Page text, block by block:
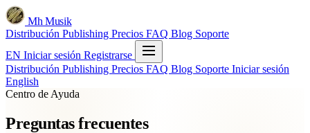
Mh Musik
Distribución Publishing Precios FAQ Blog Soporte
EN Iniciar sesión Registrarse
Distribución Publishing Precios FAQ Blog Soporte Iniciar sesión
English
Centro de Ayuda
Preguntas frecuentes